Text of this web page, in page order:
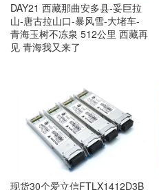
DAY21 西藏那曲安多县-妥巨拉
山-唐古拉山口-暴风雪-大堵车-
青海玉树不冻泉 512公里 西藏再
见 青海我又来了
现货30个爱立信FTLX1412D3B